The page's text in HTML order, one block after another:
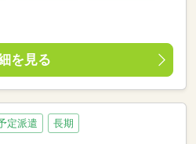
を見る
定派遣 長期